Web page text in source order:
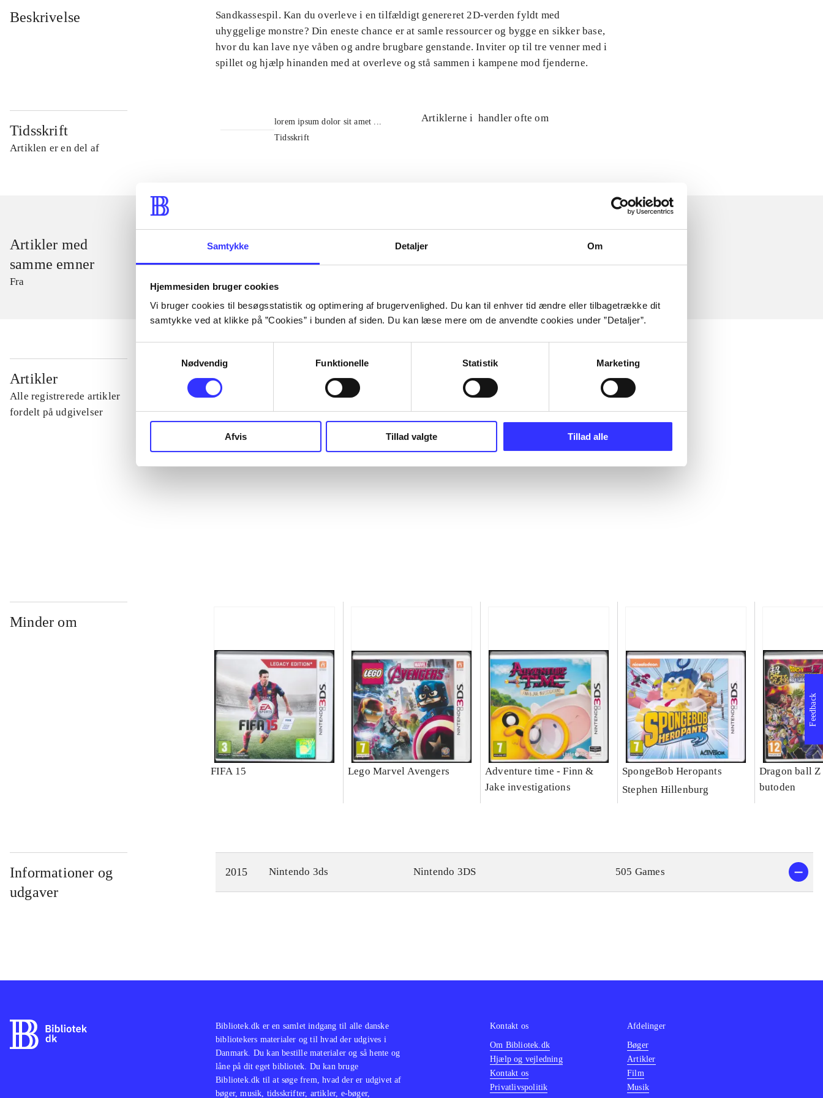
Samtykke Detaljer Om
Hjemmesiden bruger cookies
Vi bruger cookies til besøgsstatistik og optimering af brugervenlighed. Du kan til enhver tid ændre eller tilbagetrække dit
samtykke ved at klikke på ”Cookies” i bunden af siden. Du kan læse mere om de anvendte cookies under ”Detaljer”.
Nødvendig
Funktionelle Statistik Marketing
Afvis Tillad valgte Tillad alle
Beskrivelse
Sandkassespil. Kan du overleve i en tilfældigt genereret 2D-verden fyldt med
uhyggelige monstre? Din eneste chance er at samle ressourcer og bygge en sikker base,
hvor du kan lave nye våben og andre brugbare genstande. Inviter op til tre venner med i
spillet og hjælp hinanden med at overleve og stå sammen i kampene mod fjenderne.
Tidsskrift
Artiklen er en del af
lorem ipsum dolor sit amet ...
Tidsskrift
Artiklerne i handler ofte om
Artikler med
samme emner
Fra
Artikler
Alle registrerede artikler
fordelt på udgivelser
...
...
...
Minder om
FIFA 15 Lego Marvel Avengers
Adventure time - Finn &
Jake investigations
SpongeBob Heropants
Stephen Hillenburg
Dragon ball Z
butoden
Informationer og
udgaver
2015 Nintendo 3ds Nintendo 3DS 505 Games
Feedback
Bibliotek.dk er en samlet indgang til alle danske
bibliotekers materialer og til hvad der udgives i
Danmark. Du kan bestille materialer og så hente og
låne på dit eget bibliotek. Du kan bruge
Bibliotek.dk til at søge frem, hvad der er udgivet af
bøger, musik, tidsskrifter, artikler, e-bøger,
Kontakt os
Om Bibliotek.dk
Hjælp og vejledning
Kontakt os
Privatlivspolitik
Afdelinger
Bøger
Artikler
Film
Musik